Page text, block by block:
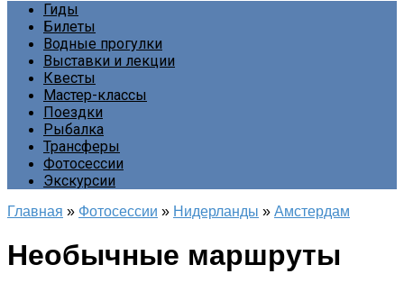
Гиды
Билеты
Водные прогулки
Выставки и лекции
Квесты
Мастер-классы
Поездки
Рыбалка
Трансферы
Фотосессии
Экскурсии
Главная » Фотосессии » Нидерланды » Амстердам
Необычные маршруты